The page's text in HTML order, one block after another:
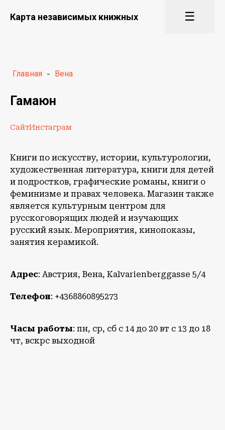
Карта независимых книжных ☰
Главная - Вена
Гамаюн
СайтИнстаграм
Книги по искусству, истории, культурологии,
художественная литература, книги для детей
и подростков, графические романы, книги о
феминизме и правах человека. Магазин также
является культурным центром для
русскоговорящих людей и изучающих
русский язык. Мероприятия, кинопоказы,
занятия керамикой.
Адрес: Австрия, Вена, Kalvarienberggasse 5/4
Телефон: +4368860895273
Часы работы: пн, ср, сб с 14 до 20 вт с 13 до 18
чт, вскрс выходной